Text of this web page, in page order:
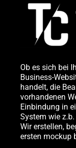
Ob es sich bei
Business-
handelt, die
vorhandenen
Einbindung in
System wie
Wir erstellen,
ersten mockup